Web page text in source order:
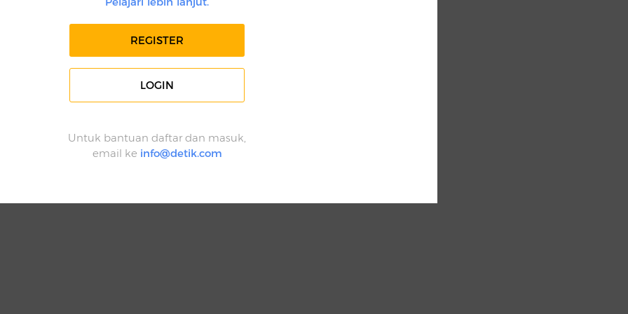
REGISTER
LOGIN
Untuk bantuan daftar dan masuk,
email ke info@detik.com